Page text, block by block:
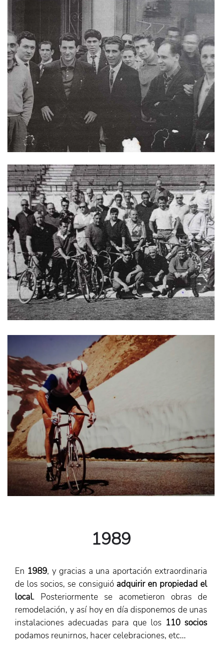
1989
En 1989, y gracias a una aportación extraordinaria
de los socios, se consiguió adquirir en propiedad el
local. Posteriormente se acometieron obras de
remodelación, y así hoy en día disponemos de unas
instalaciones adecuadas para que los 110 socios
podamos reunirnos, hacer celebraciones, etc...